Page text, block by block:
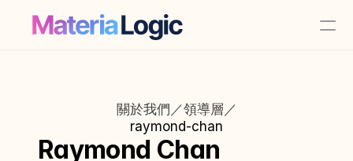
關於我們／領導層／
raymond-chan
Raymond Chan